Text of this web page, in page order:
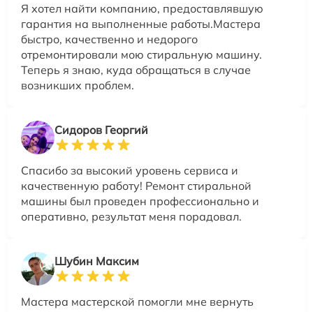
Я хотел найти компанию, предоставлявшую
гарантия на выполненные работы.Мастера
быстро, качественно и недорого
отремонтировали мою стиральную машину.
Теперь я знаю, куда обращаться в случае
возникших проблем.
Сидоров Георгий
Спасибо за высокий уровень сервиса и
качественную работу! Ремонт стиральной
машины был проведен профессионально и
оперативно, результат меня порадовал.
Шубин Максим
Мастера мастерской помогли мне вернуть